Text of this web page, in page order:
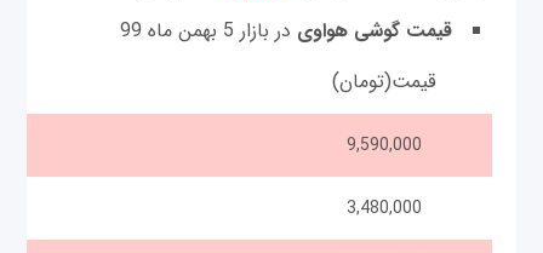
قیمت گوشی هواوی در بازار 5 بهمن ماه 99
قیمت(تومان)
9,590,000
3,480,000